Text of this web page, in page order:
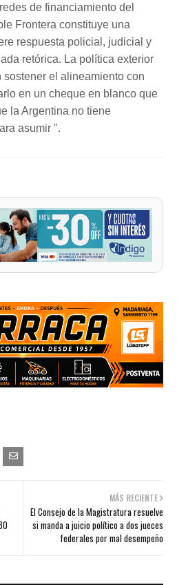
de financiamiento del
Frontera constituye una
respuesta policial, judicial y
retórica. La política exterior
el alineamiento con
en un cheque en blanco que
la Argentina no tiene
asumir ".
MÁS RECIENTE
El Consejo de la Magistratura resuelve
si manda a juicio político a dos jueces
federales por mal desempeño